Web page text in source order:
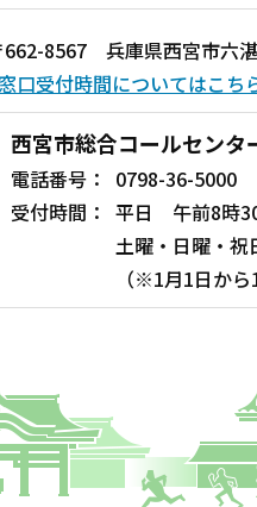
662-8567 兵庫県西宮市六湛
口受付時間についてはこち
西宮市総合コールセンタ
電話番号：
0798-36-5000
受付時間： 平日 午前8時
土曜・日曜・
（※1月1日から